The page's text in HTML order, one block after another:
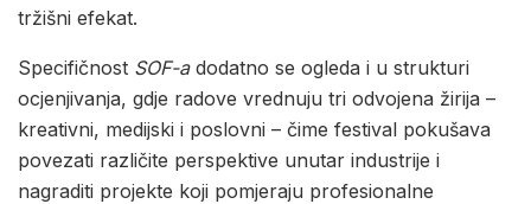
tržišni efekat.
Specifičnost SOF-adodatno se ogleda i u strukturi
ocjenjivanja, gdje radove vrednuju tri odvojena žirija –
kreativni, medijski i poslovni – čime festival pokušava
povezati različite perspektive unutar industrije i
nagraditi projekte koji pomjeraju profesionalne